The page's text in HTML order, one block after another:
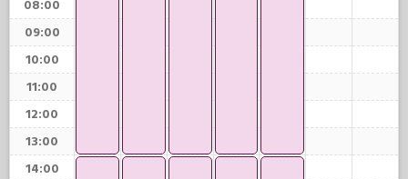
08:00
09:00
10:00
11:00
12:00
13:00
14:00